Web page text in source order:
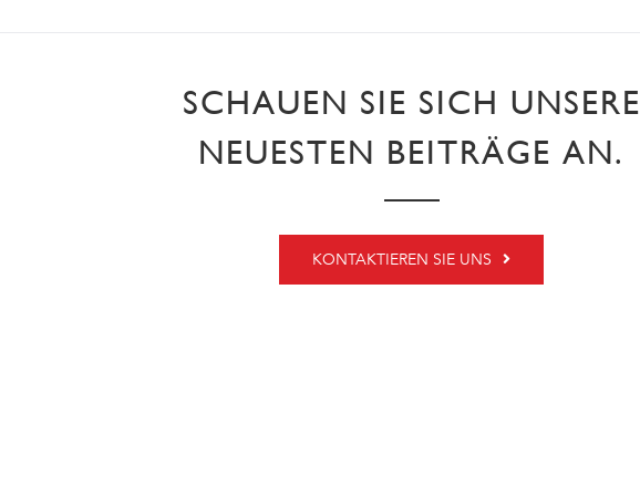
SCHAUEN SIE SICH UNSERE
NEUESTEN BEITRÄGE AN.
KONTAKTIEREN SIE UNS